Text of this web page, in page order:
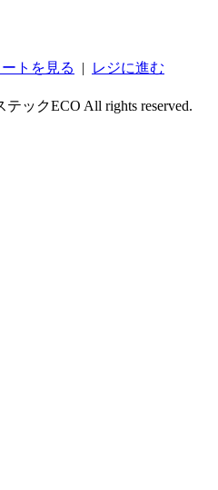
ートを見る | レジに進む
ックECO All rights reserved.